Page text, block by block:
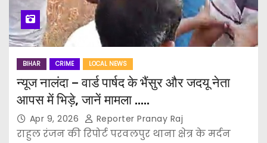
BIHAR CRIME LOCAL NEWS
न्यूज नालंदा – वार्ड पार्षद के भैंसुर और जदयू नेता
आपस में भिड़े, जानें मामला …..
Apr 9, 2026 Reporter Pranay Raj
राहुल रंजन की रिपोर्ट परवलपुर थाना क्षेत्र के मर्दन